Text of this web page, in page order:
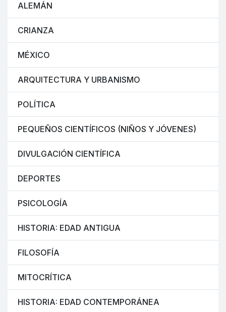
ALEMÁN
CRIANZA
MÉXICO
ARQUITECTURA Y URBANISMO
POLÍTICA
PEQUEÑOS CIENTÍFICOS (NIÑOS Y JÓVENES)
DIVULGACIÓN CIENTÍFICA
DEPORTES
PSICOLOGÍA
HISTORIA: EDAD ANTIGUA
FILOSOFÍA
MITOCRÍTICA
HISTORIA: EDAD CONTEMPORÁNEA